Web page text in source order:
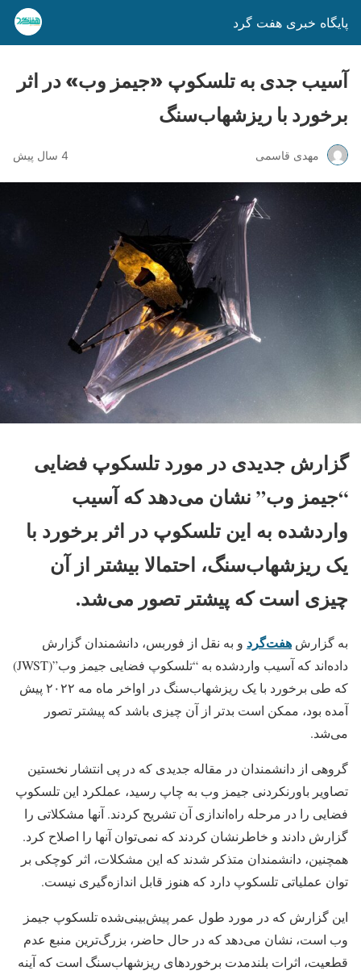
پایگاه خبری هفت گرد
آسیب جدی به تلسکوپ «جیمز وب» در اثر
برخورد با ریزشهاب‌سنگ
مهدی قاسمی 4 سال پیش
گزارش جدیدی در مورد تلسکوپ فضایی
“جیمز وب” نشان می‌دهد که آسیب
واردشده به این تلسکوپ در اثر برخورد با
یک ریزشهاب‌سنگ، احتمالا بیشتر از آن
چیزی است که پیشتر تصور می‌شد.
به گزارش هفت‎‌گرد
و به نقل از فوربس، دانشمندان گزارش
داده‌اند که آسیب واردشده به “تلسکوپ فضایی جیمز وب”(JWST)
که طی برخورد با یک ریزشهاب‌سنگ در اواخر ماه مه ۲۰۲۲ پیش
آمده بود، ممکن است بدتر از آن چیزی باشد که پیشتر تصور
می‌شد.
گروهی از دانشمندان در مقاله جدیدی که در پی انتشار نخستین
تصاویر باورنکردنی جیمز وب به چاپ رسید، عملکرد این تلسکوپ
فضایی را در مرحله راه‌اندازی آن تشریح کردند. آنها مشکلاتی را
گزارش دادند و خاطرنشان کردند که نمی‌توان آنها را اصلاح کرد.
همچنین، دانشمندان متذکر شدند که این مشکلات، اثر کوچکی بر
توان عملیاتی تلسکوپ دارد که هنوز قابل اندازه‌گیری نیست.
این گزارش که در مورد طول عمر پیش‌بینی‌شده تلسکوپ جیمز
وب است، نشان می‌دهد که در حال حاضر، بزرگ‌ترین منبع عدم
قطعیت، اثرات بلندمدت برخوردهای ریزشهاب‌سنگ است که آینه